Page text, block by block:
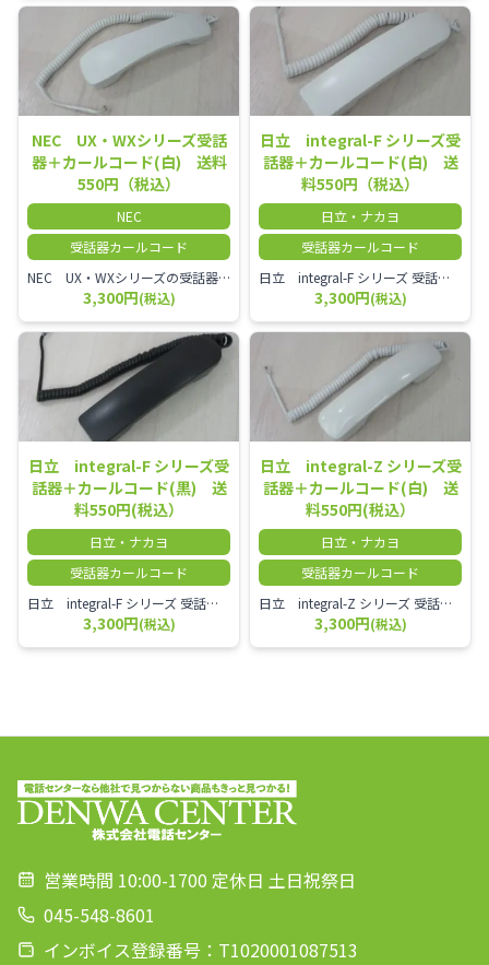
NEC UX・WXシリーズ受話
器＋カールコード(白) 送料
550円（税込）
NEC
受話器カールコード
NEC UX・WXシリーズの受話器とカールコードセット／本商品は中古品となります。 写真では分かりにくいキズ・汚れなどの使用感があります。 経年変化で日焼けの色味が強くなる場合がございます。 予めご理解・ご了承頂きますようお願いいたします。
3,300円(税込)
日立 integral-F シリーズ受
話器＋カールコード(白) 送
料550円（税込）
日立・ナカヨ
受話器カールコード
日立 integral-F シリーズ 受話器＋カールコード セット（白）／本商品は中古品となります。 写真では分かりにくいキズ・汚れなどの使用感があります。 経年変化で日焼けの色味が強くなる場合がございます。 予めご理解・ご了承頂きますようお願いいたします。
3,300円(税込)
日立 integral-F シリーズ受
話器＋カールコード(黒) 送
料550円(税込）
日立・ナカヨ
受話器カールコード
日立 integral-F シリーズ 受話器＋カールコード セット（白）／本商品は中古品となります。 写真では分かりにくいキズ・汚れなどの使用感があります。 経年変化で日焼けの色味が強くなる場合がございます。 予めご理解・ご了承頂きますようお願いいたします。
3,300円(税込)
日立 integral-Z シリーズ受
話器＋カールコード(白) 送
料550円(税込）
日立・ナカヨ
受話器カールコード
日立 integral-Z シリーズ 受話器＋カールコード セット（白）／本商品は中古品となります。 写真では分かりにくいキズ・汚れなどの使用感があります。 経年変化で日焼けの色味が強くなる場合がございます。 予めご理解・ご了承頂きますようお願いいたします。
3,300円(税込)
営業時間 10:00-1700 定休日 土日祝祭日
045-548-8601
インボイス登録番号：T1020001087513